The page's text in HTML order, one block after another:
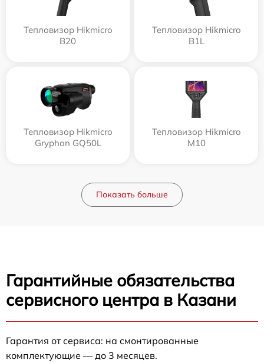
Тепловизор Hikmicro
B20
Тепловизор Hikmicro
B1L
Тепловизор Hikmicro
Gryphon GQ50L
Тепловизор Hikmicro
M10
Показать больше
Гарантийные обязательства
сервисного центра в Казани
Гарантия от сервиса: на смонтированные
комплектующие — до 3 месяцев.